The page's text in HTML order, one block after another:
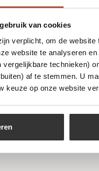
van cookies
verplicht, om de
website te analyseren
vergelijkbare technieken)
af te stemmen. U
keuze op onze website